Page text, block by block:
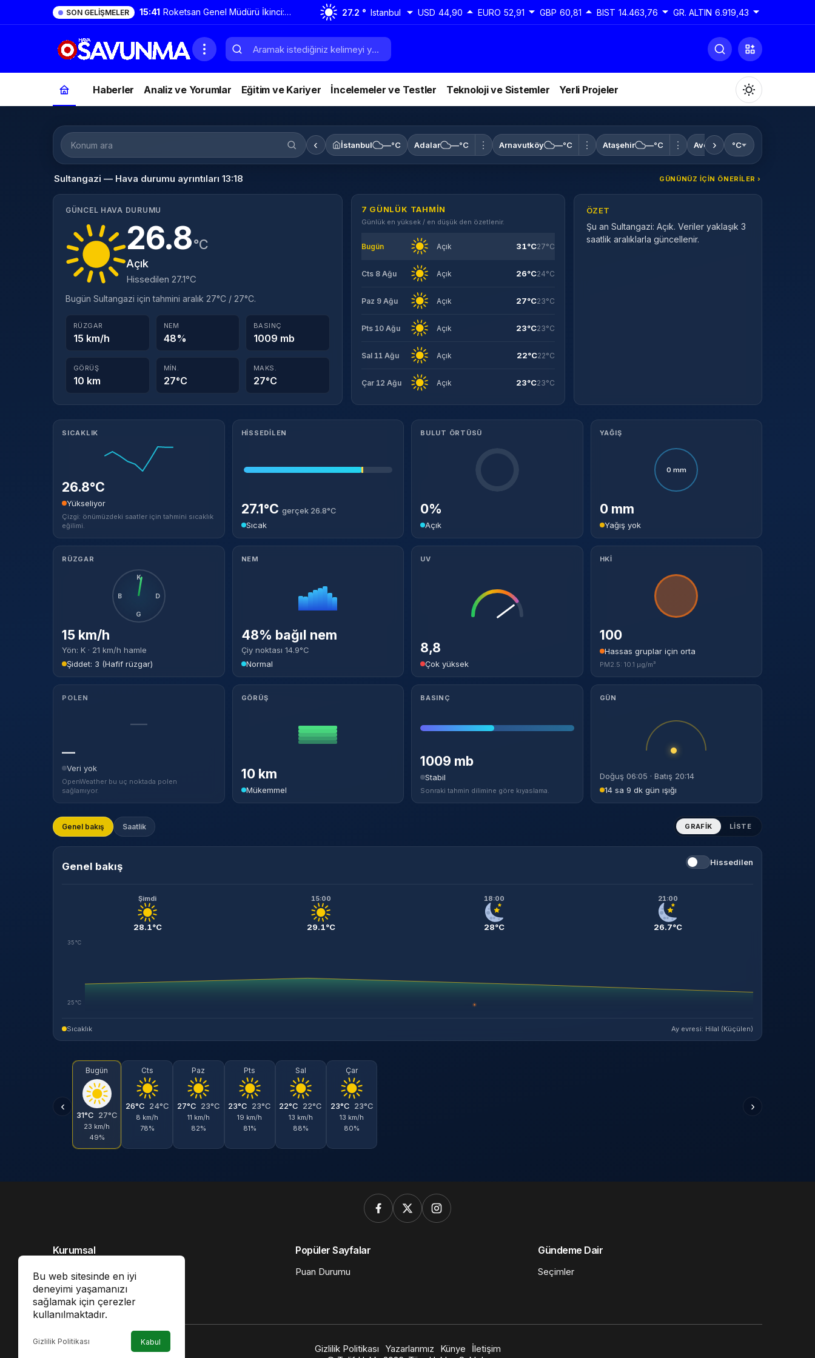
SON GELIŞMELER 15:41 Roketsan Genel Müdürü İkinci:
TAYFUN geniş bir aile ve daha
da genişleyecek
27.2 ° Istanbul USD 44,90 EURO 52,91 GBP 60,81 BIST 14.463,76 GR. ALTIN 6.919,43
Haberler Analiz ve Yorumlar Eğitim ve Kariyer İncelemeler ve Testler Teknoloji ve Sistemler Yerli Projeler
Gündüz Modu
Gündüz modunu seçin.
Gece Modu
Gece modunu seçin.
‹ İstanbul —°C Adalar —°C ⋮ Arnavutköy —°C ⋮ Ataşehir —°C ⋮ Avcılar —°C
› °C
Sultangazi — Hava durumu ayrıntıları 13:18 GÜNÜNÜZ IÇIN ÖNERILER ›
GÜNCEL HAVA DURUMU
26.8°C
Açık
Hissedilen 27.1°C
Bugün Sultangazi için tahmini aralık 27°C / 27°C.
RÜZGAR
15 km/h
NEM
48%
BASINÇ
1009 mb
GÖRÜŞ
10 km
MIN.
27°C
MAKS.
27°C
7 GÜNLÜK TAHMIN
Günlük en yüksek / en düşük den özetlenir.
Bugün Açık 31°C27°C
Cts 8 Ağu Açık 26°C24°C
Paz 9 Ağu Açık 27°C23°C
Pts 10 Ağu Açık 23°C23°C
Sal 11 Ağu Açık 22°C22°C
Çar 12 Ağu Açık 23°C23°C
ÖZET
Şu an Sultangazi: Açık. Veriler yaklaşık 3
saatlik aralıklarla güncellenir.
Meteorolojik ayrıntılar
SICAKLIK
26.8°C
Yükseliyor
Çizgi: önümüzdeki saatler için tahmini sıcaklık
eğilimi.
HISSEDILEN
27.1°C gerçek 26.8°C
Sıcak
BULUT ÖRTÜSÜ
0%
Açık
YAĞIŞ
0 mm
0 mm
Yağış yok
RÜZGAR
K
D
G
B
15 km/h
Yön: K · 21 km/h hamle
Şiddet: 3 (Hafif rüzgar)
NEM
48% bağıl nem
Çiy noktası 14.9°C
Normal
UV
8,8
Çok yüksek
HKİ
100
Hassas gruplar için orta
PM2.5: 10.1 µg/m³
POLEN
—
—
Veri yok
OpenWeather bu uç noktada polen
sağlamıyor.
GÖRÜŞ
10 km
Mükemmel
BASINÇ
1009 mb
Stabil
Sonraki tahmin dilimine göre kıyaslama.
GÜN
Doğuş 06:05 · Batış 20:14
14 sa 9 dk gün ışığı
Genel bakış Saatlik GRAFIK LISTE
Genel bakış Hissedilen
Şimdi
28.1°C
15:00
29.1°C
18:00
28°C
21:00
26.7°C
35°C
25°C ☀
Sıcaklık Ay evresi: Hilal (Küçülen)
‹
Bugün
31°C 27°C
23 km/h
49%
Cts
26°C 24°C
8 km/h
78%
Paz
27°C 23°C
11 km/h
82%
Pts
23°C 23°C
19 km/h
81%
Sal
22°C 22°C
13 km/h
88%
Çar
23°C 23°C
13 km/h
80%
›
Bu web sitesinde en iyi
deneyimi yaşamanızı
sağlamak için çerezler
kullanılmaktadır.
Gizlilik Politikası Kabul
Kurumsal
Hakkımızda
İletişim
Künye
Popüler Sayfalar
Puan Durumu
Gündeme Dair
Seçimler
Gizlilik Politikası Yazarlarımız Künye
İletişim